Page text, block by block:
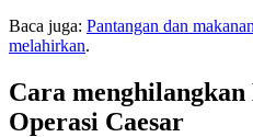
Baca juga: Pantangan dan
melahirkan.
Cara
Operasi Caesar